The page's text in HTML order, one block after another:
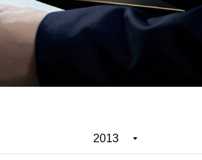
2013